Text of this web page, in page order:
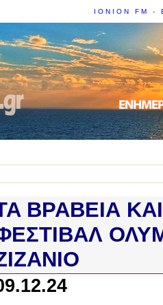
IONION FM -
BΡΑΒΕΙΑ